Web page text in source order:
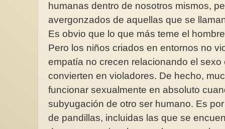
humanas dentro de nosotros mismos,
avergonzados de aquellas que se
Es obvio que lo que más teme el
Pero los niños criados en entornos no
empatía no crecen relacionando el sexo
convierten en violadores. De hecho,
funcionar sexualmente en absoluto
subyugación de otro ser humano. Es
de pandillas, incluidas las que se